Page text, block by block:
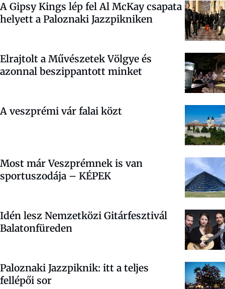
A Gipsy Kings lép fel Al McKay csapata
helyett a Paloznaki Jazzpikniken
Elrajtolt a Művészetek Völgye és
azonnal beszippantott minket
A veszprémi vár falai közt
Most már Veszprémnek is van
sportuszodája – KÉPEK
Idén lesz Nemzetközi Gitárfesztivál
Balatonfüreden
Paloznaki Jazzpiknik: itt a teljes
fellépői sor